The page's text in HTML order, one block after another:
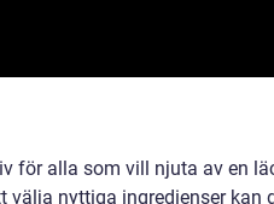
för alla som vill njuta av en
nyttiga ingredienser kan